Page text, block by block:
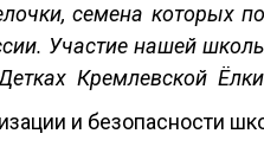
семена которых
Участие нашей
Кремлевской
и безопасности